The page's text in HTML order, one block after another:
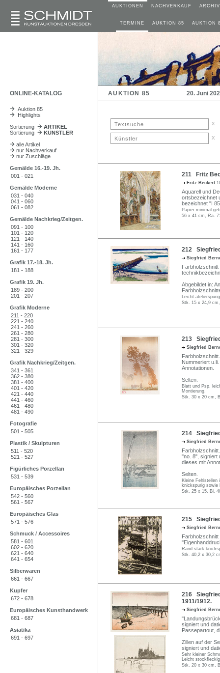
AUKTIONEN NACHVERKAUF ARCHIV
TERMINE AUKTION 85 AUKTION
ONLINE-KATALOG AUKTION 85 20. Juni
Auktion 85
Highlights
Sortierung
ARTIKEL
Sortierung
KÜNSTLER
alle Artikel
nur Nachverkauf
nur Zuschläge
Gemälde 16.-19. Jh.
001 - 021
Gemälde Moderne
031 - 040
041 - 060
061 - 082
Gemälde Nachkrieg/Zeitgen.
091 - 100
101 - 120
121 - 140
141 - 160
161 - 177
Grafik 17.-18. Jh.
181 - 188
Grafik 19. Jh.
189 - 200
201 - 207
Grafik Moderne
211 - 220
221 - 240
241 - 260
261 - 280
281 - 300
301 - 320
321 - 329
Grafik Nachkrieg/Zeitgen.
341 - 361
362 - 380
381 - 400
401 - 420
421 - 440
441 - 460
461 - 480
481 - 490
Fotografie
501 - 505
Plastik / Skulpturen
511 - 520
521 - 527
Figürliches Porzellan
531 - 539
Europäisches Porzellan
542 - 560
561 - 567
Europäisches Glas
571 - 576
Schmuck / Accessoires
581 - 601
602 - 620
621 - 640
641 - 654
Silberwaren
661 - 667
Kupfer
672 - 678
Europäisches Kunsthandwerk
681 - 687
Asiatika
691 - 697
x
x
211 Fritz
Fritz Beckert
Aquarell und
ortsbezeichnet
bezeichnet "I
Papier minimal
56 x 41 cm, Ra.
212
Siegfried
Farbholzschnitt
Abgebildet in:
Leicht
Stk. 15 x 24,9
213
Siegfried
Nummeriert
Annotationen.
Selten.
Blatt und Psp.
Montierung.
Stk. 30 x 20 cm,
214
Siegfried
"no. 8", signiert
dieses mit
Selten.
Kleine
knickspurig sowie
Stk. 25 x 15, Bl.
215
Siegfried
Farbholzschnitt
Rand stark
Stk. 40,2 x 30,2
216
1911/1912.
Siegfried
signiert und
Passepartout,
Zillen auf der
signiert und
Sehr kleiner
Leicht
Stk. 20 x 30 cm,